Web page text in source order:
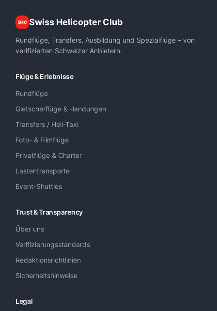
SHC Swiss Helicopter Club
Rundflüge, Transfers, Ausbildung und Spezialflüge – von
verifizierten Schweizer Anbietern.
Flüge & Erlebnisse
Rundflüge
Gletscherflüge & -landungen
Transfers / Heli-Taxi
Foto- & Filmflüge
Privatflüge & Charter
Lastentransporte
Event-Shuttles
Trust & Transparency
Über uns
Verifizierungsstandards
Redaktionsrichtlinien
Sicherheitshinweise
Legal